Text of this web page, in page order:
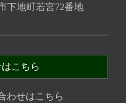
下地町若宮72番地
こちら
わせはこちら